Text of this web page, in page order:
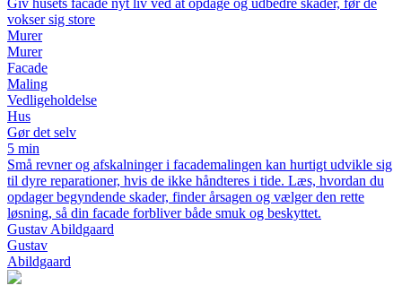
Giv husets facade nyt liv ved at opdage og udbedre skader, før de
vokser sig store
Murer
Murer
Facade
Maling
Vedligeholdelse
Hus
Gør det selv
5 min
Små revner og afskalninger i facademalingen kan hurtigt udvikle sig
til dyre reparationer, hvis de ikke håndteres i tide. Læs, hvordan du
opdager begyndende skader, finder årsagen og vælger den rette
løsning, så din facade forbliver både smuk og beskyttet.
Gustav Abildgaard
Gustav
Abildgaard